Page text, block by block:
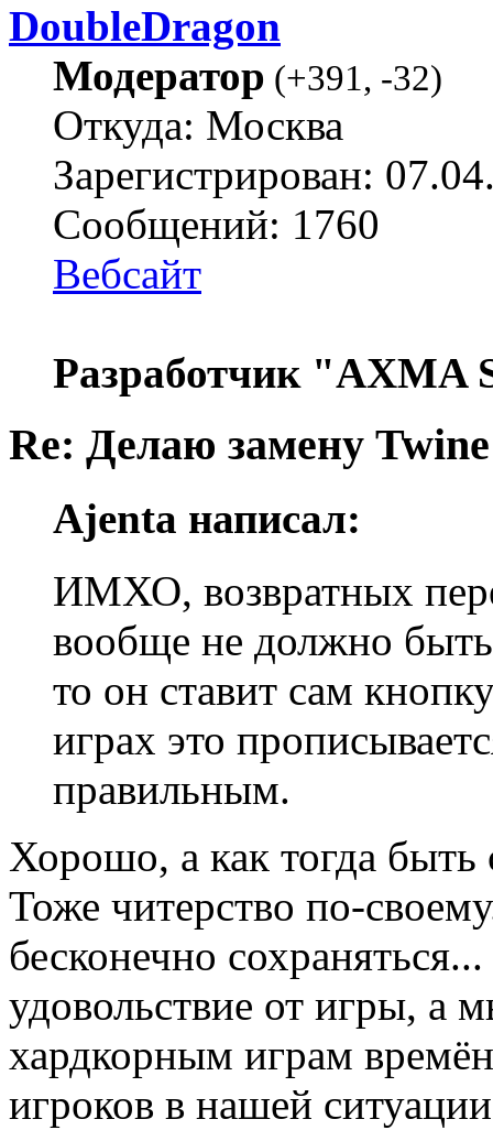
DoubleDragon
Модератор (+391, -32)
Откуда: Москва
Зарегистрирован:
Сообщений: 1760
Вебсайт
Разработчик "AXMA
Re: Делаю замену
Ajenta написал:
ИМХО, возвратных
вообще не должно
то он ставит сам
играх это
правильным.
Хорошо, а как тогда быть
Тоже читерство по-
бесконечно
удовольствие от игры, а
хардкорным играм
игроков в нашей